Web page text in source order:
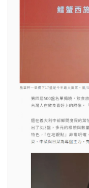
訂閱電子報